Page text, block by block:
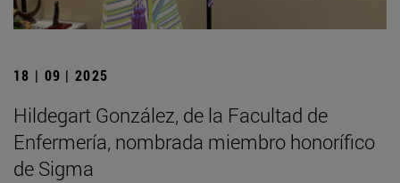
18 | 09 | 2025
Hildegart González, de la Facultad de
Enfermería, nombrada miembro honorífico
de Sigma